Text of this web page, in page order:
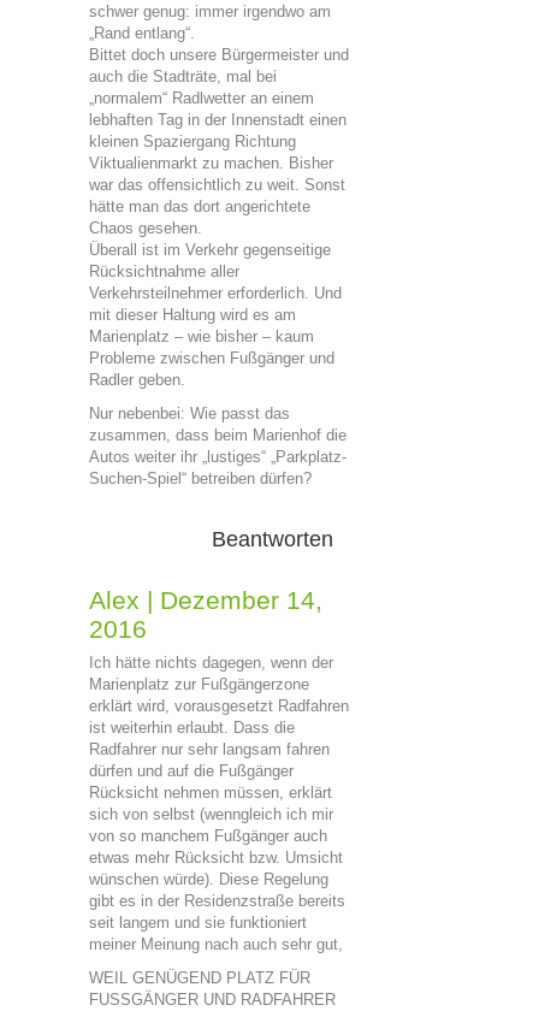
schwer genug: immer irgendwo am
„Rand entlang“.
Bittet doch unsere Bürgermeister und
auch die Stadträte, mal bei
„normalem“ Radlwetter an einem
lebhaften Tag in der Innenstadt einen
kleinen Spaziergang Richtung
Viktualienmarkt zu machen. Bisher
war das offensichtlich zu weit. Sonst
hätte man das dort angerichtete
Chaos gesehen.
Überall ist im Verkehr gegenseitige
Rücksichtnahme aller
Verkehrsteilnehmer erforderlich. Und
mit dieser Haltung wird es am
Marienplatz – wie bisher – kaum
Probleme zwischen Fußgänger und
Radler geben.
Nur nebenbei: Wie passt das
zusammen, dass beim Marienhof die
Autos weiter ihr „lustiges“ „Parkplatz-
Suchen-Spiel“ betreiben dürfen?
Beantworten
Alex | Dezember 14,
2016
Ich hätte nichts dagegen, wenn der
Marienplatz zur Fußgängerzone
erklärt wird, vorausgesetzt Radfahren
ist weiterhin erlaubt. Dass die
Radfahrer nur sehr langsam fahren
dürfen und auf die Fußgänger
Rücksicht nehmen müssen, erklärt
sich von selbst (wenngleich ich mir
von so manchem Fußgänger auch
etwas mehr Rücksicht bzw. Umsicht
wünschen würde). Diese Regelung
gibt es in der Residenzstraße bereits
seit langem und sie funktioniert
meiner Meinung nach auch sehr gut,
WEIL GENÜGEND PLATZ FÜR
FUSSGÄNGER UND RADFAHRER